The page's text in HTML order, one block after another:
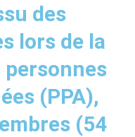
des
lors de la
(PPA),
(54